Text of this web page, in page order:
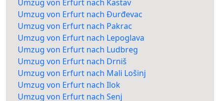
Umzug von Erfurt nach Kastav
Umzug von Erfurt nach Đurđevac
Umzug von Erfurt nach Pakrac
Umzug von Erfurt nach Lepoglava
Umzug von Erfurt nach Ludbreg
Umzug von Erfurt nach Drniš
Umzug von Erfurt nach Mali Lošinj
Umzug von Erfurt nach Ilok
Umzug von Erfurt nach Senj